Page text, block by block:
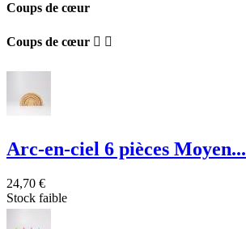
Coups de cœur
Coups de cœur  
Arc-en-ciel 6 pièces Moyen...
24,70 €
Stock faible